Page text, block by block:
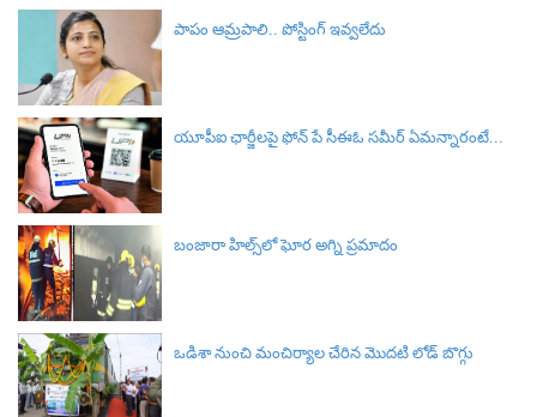
పాపం ఆమ్రపాలి.. పోస్టింగ్ ఇవ్వలేదు
యూపీఐ ఛార్జీలపై ఫోన్ పే సీఈఓ సమీర్ ఏమన్నారంటే...
బంజారా హిల్స్‌లో ఘోర అగ్ని ప్రమాదం
ఒడిశా నుంచి మంచిర్యాల చేరిన మొదటి లోడ్ బొగ్గు